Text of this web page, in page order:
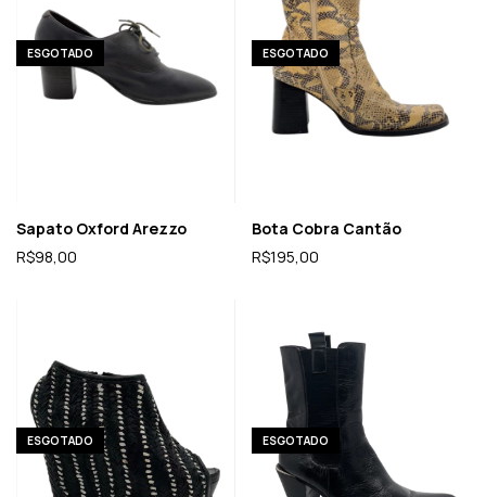
ESGOTADO
Sapato Oxford Arezzo
R$98,00
ESGOTADO
Bota Cobra Cantão
R$195,00
ESGOTADO ESGOTADO